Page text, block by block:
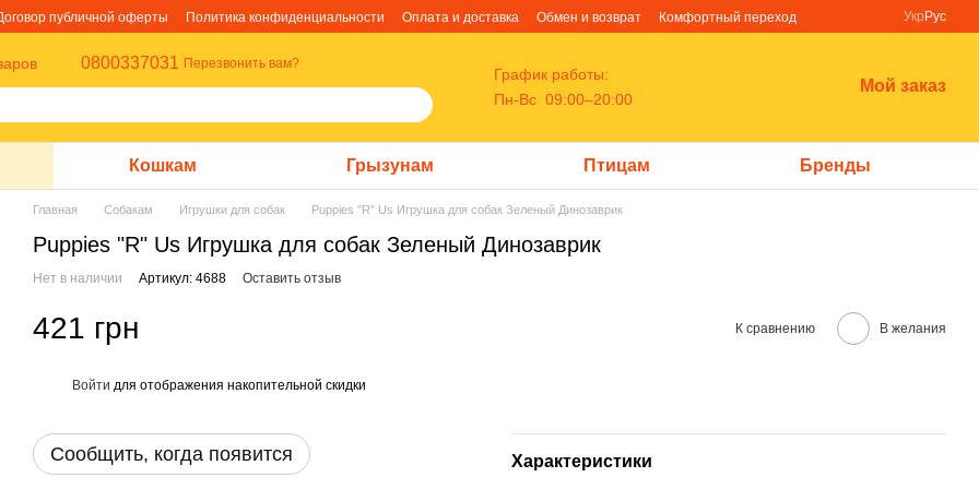
публичной оферты Политика конфиденциальности Оплата и доставка Обмен и возврат
Комфортный переход
Укр Рус
0800337031 Перезвонить вам?
График работы:
Пн-Вс 09:00–20:00
Мой заказ
Кошкам Грызунам Птицам Бренды
Главная Собакам Игрушки для собак Puppies "R" Us Игрушка для собак Зеленый Динозаврик
Puppies "R" Us Игрушка для собак Зеленый Динозаврик
Нет в наличии Артикул: 4688 Оставить отзыв
421 грн К сравнению В желания
Войти для отображения накопительной скидки
Сообщить, когда появится Характеристики